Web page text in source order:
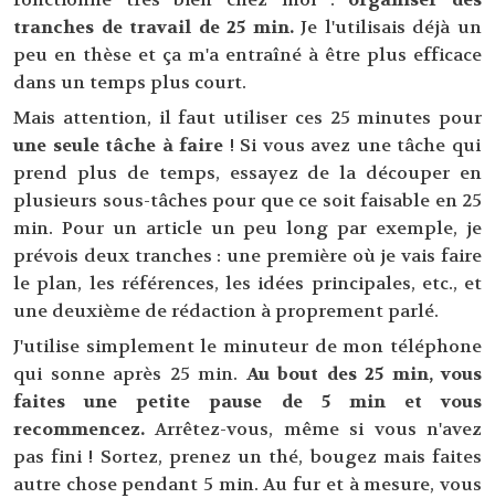
tranches de travail de 25 min.Je l'utilisais déjà un
peu en thèse et ça m'a entraîné à être plus efficace
dans un temps plus court.
Mais attention, il faut utiliser ces 25 minutes pour
une seule tâche à faire ! Si vous avez une tâche qui
prend plus de temps, essayez de la découper en
plusieurs sous-tâches pour que ce soit faisable en 25
min. Pour un article un peu long par exemple, je
prévois deux tranches : une première où je vais faire
le plan, les références, les idées principales, etc., et
une deuxième de rédaction à proprement parlé.
J'utilise simplement le minuteur de mon téléphone
qui sonne après 25 min. Au bout des 25 min, vous
faites une petite pause de 5 min et vous
recommencez. Arrêtez-vous, même si vous n'avez
pas fini ! Sortez, prenez un thé, bougez mais faites
autre chose pendant 5 min. Au fur et à mesure, vous